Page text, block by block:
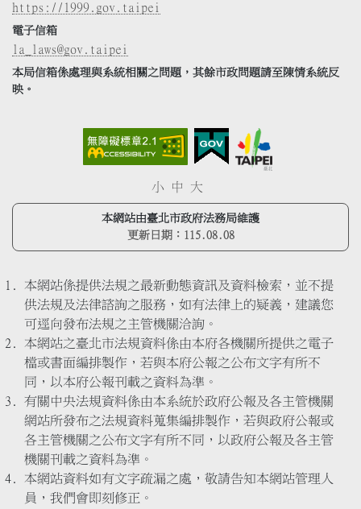
https://1999.gov.taipei
電子信箱
la_laws@gov.taipei
本局信箱係處理與系統相關之問題，其餘市政問題請至陳情系統反
映。
小 中 大
本網站由臺北市政府法務局維護
更新日期： 115.08.08
本網站係提供法規之最新動態資訊及資料檢索，並不提
供法規及法律諮詢之服務，如有法律上的疑義，建議您
可逕向發布法規之主管機關洽詢。
本網站之臺北市法規資料係由本府各機關所提供之電子
檔或書面編排製作，若與本府公報之公布文字有所不
同，以本府公報刊載之資料為準。
有關中央法規資料係由本系統於政府公報及各主管機關
網站所發布之法規資料蒐集編排製作，若與政府公報或
各主管機關之公布文字有所不同，以政府公報及各主管
機關刊載之資料為準。
本網站資料如有文字疏漏之處，敬請告知本網站管理人
員，我們會即刻修正。